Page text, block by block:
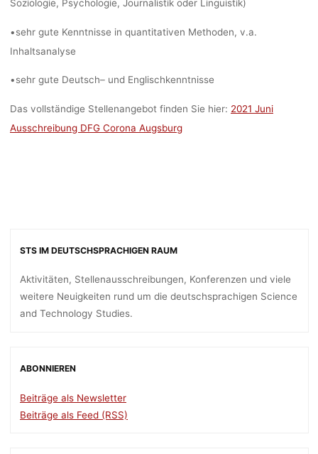
Soziologie, Psychologie, Journalistik oder Linguistik)
•sehr gute Kenntnisse in quantitativen Methoden, v.a.
Inhaltsanalyse
•sehr gute Deutsch– und Englischkenntnisse
Das vollständige Stellenangebot finden Sie hier: 2021 Juni
Ausschreibung DFG Corona Augsburg
STS IM DEUTSCHSPRACHIGEN RAUM
Aktivitäten, Stellenausschreibungen, Konferenzen und viele
weitere Neuigkeiten rund um die deutschsprachigen Science
and Technology Studies.
ABONNIEREN
Beiträge als Newsletter
Beiträge als Feed (RSS)